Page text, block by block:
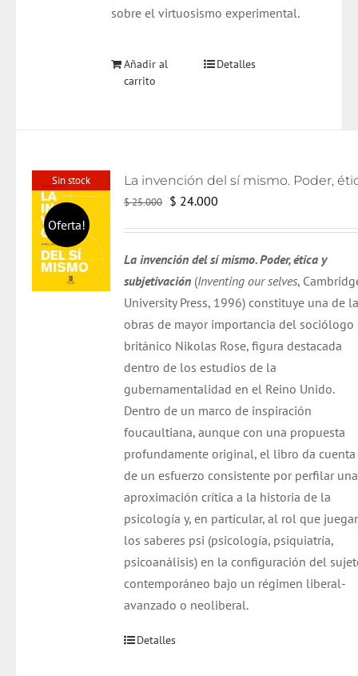
sobre el virtuosismo experimental.
Añadir al
carrito
Detalles
Sin stock
Oferta!
$25.000 El
era:
$ 25.000.
$ 24.000
es:
$ 24.000.
La invención del sí mismo. Poder, ética y
subjetivación (Inventing our selves,
University Press, 1996) constituye una de
obras de mayor importancia del sociólogo
británico Nikolas Rose, figura destacada
dentro de los estudios de la
gubernamentalidad en el Reino Unido.
Dentro de un marco de inspiración
foucaultiana, aunque con una propuesta
profundamente original, el libro da cuenta
de un esfuerzo consistente por perfilar una
aproximación crítica a la historia de la
psicología y, en particular, al rol que
los saberes psi (psicología, psiquiatría,
psicoanálisis) en la configuración del
contemporáneo bajo un régimen liberal-
avanzado o neoliberal.
Detalles